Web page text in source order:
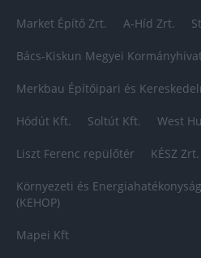
Market Építő Zrt. A-Híd Zrt.
Bács-Kiskun Megyei
Merkbau Építőipari és
Hódút Kft. Soltút Kft. West
Liszt Ferenc repülőtér KÉSZ Zrt.
Környezeti és
(KEHOP)
Mapei Kft